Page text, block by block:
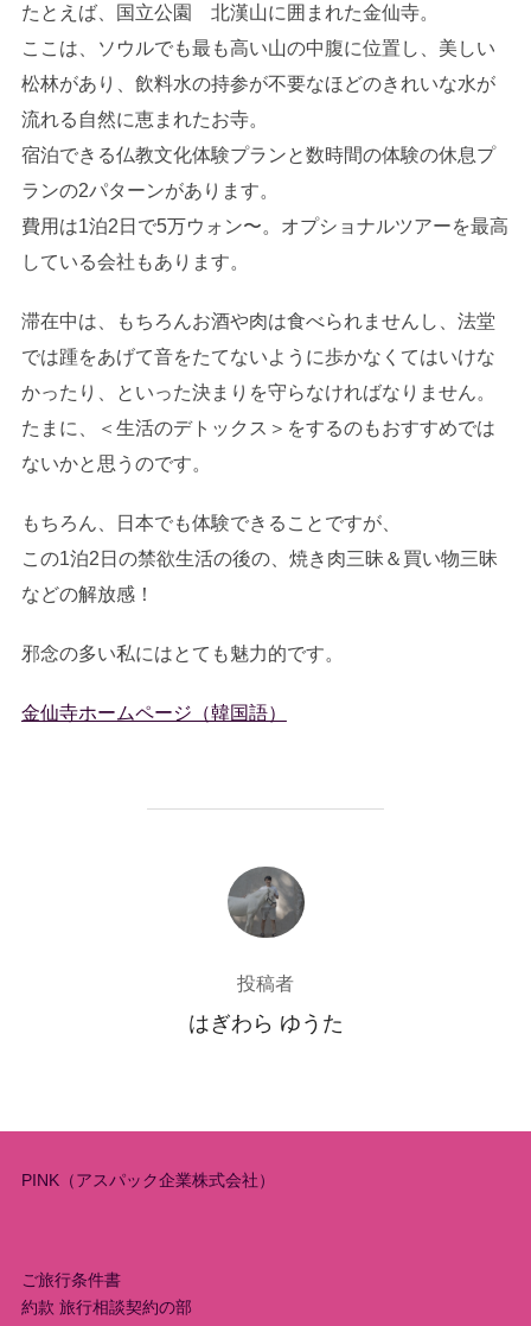
たとえば、国立公園 北漢山に囲まれた金仙寺。
ここは、ソウルでも最も高い山の中腹に位置し、美しい
松林があり、飲料水の持参が不要なほどのきれいな水が
流れる自然に恵まれたお寺。
宿泊できる仏教文化体験プランと数時間の体験の休息プ
ランの2パターンがあります。
費用は1泊2日で5万ウォン〜。オプショナルツアーを最高
している会社もあります。
滞在中は、もちろんお酒や肉は食べられませんし、法堂
では踵をあげて音をたてないように歩かなくてはいけな
かったり、といった決まりを守らなければなりません。
たまに、＜生活のデトックス＞をするのもおすすめでは
ないかと思うのです。
もちろん、日本でも体験できることですが、
この1泊2日の禁欲生活の後の、焼き肉三昧＆買い物三昧
などの解放感！
邪念の多い私にはとても魅力的です。
金仙寺ホームページ（韓国語）
投稿者
投稿者
はぎわら ゆうた
PINK（アスパック企業株式会社）
ご旅行条件書
約款 旅行相談契約の部